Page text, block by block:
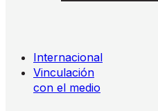
Internacional
Vinculación
con el medio